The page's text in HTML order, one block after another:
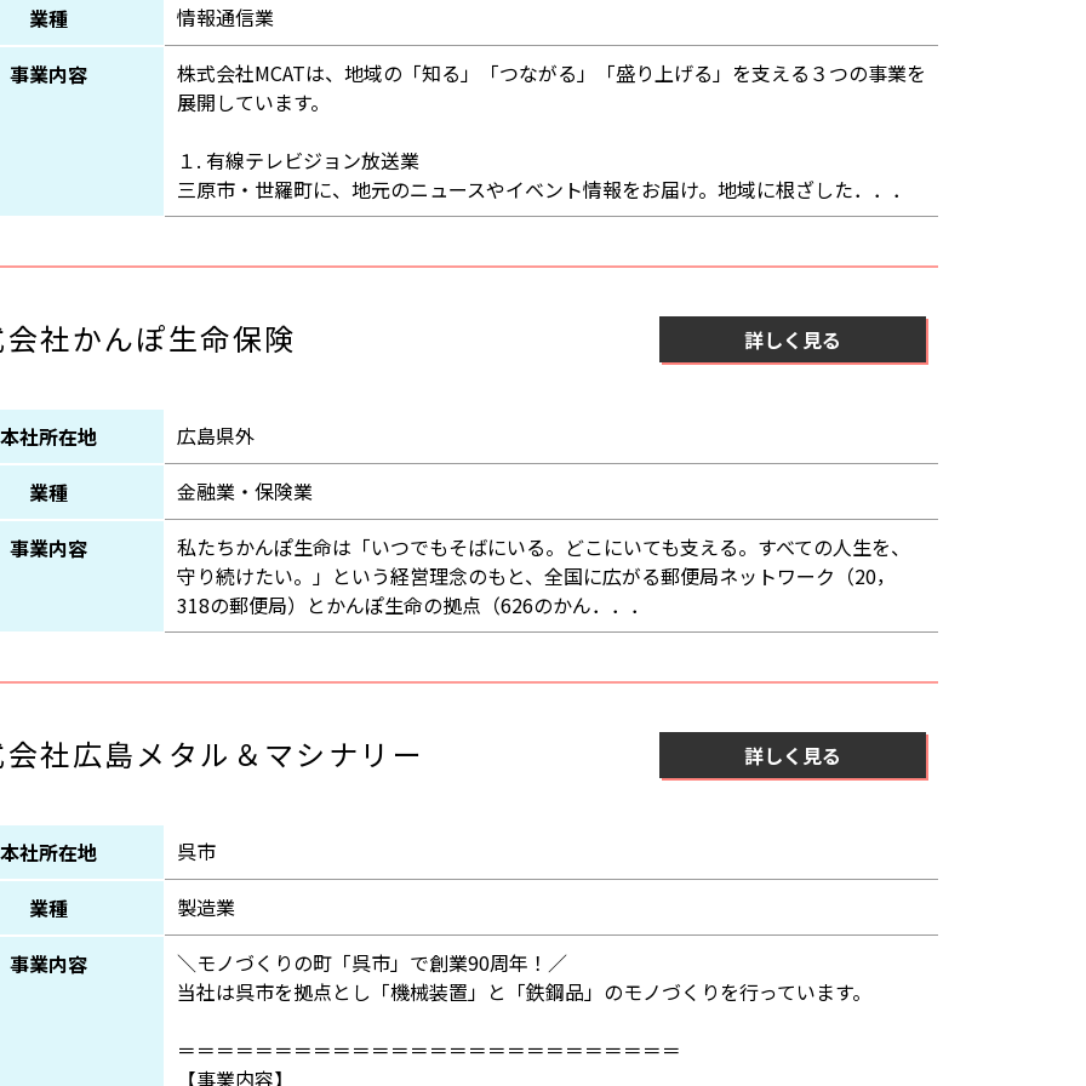
業種
情報通信業
事業内容
株式会社MCATは、地域の「知る」「つながる」「盛り上げる」を支える３つの事業を
展開しています。
１. 有線テレビジョン放送業
三原市・世羅町に、地元のニュースやイベント情報をお届け。地域に根ざした．．．
社かんぽ生命保険 詳しく見る
本社所在地
広島県外
業種
金融業・保険業
事業内容
私たちかんぽ生命は「いつでもそばにいる。どこにいても支える。すべての人生を、
守り続けたい。」という経営理念のもと、全国に広がる郵便局ネットワーク（20，
318の郵便局）とかんぽ生命の拠点（626のかん．．．
社広島メタル＆マシナリー 詳しく見る
本社所在地
呉市
業種
製造業
事業内容
＼モノづくりの町「呉市」で創業90周年！／
当社は呉市を拠点とし「機械装置」と「鉄鋼品」のモノづくりを行っています。
＝＝＝＝＝＝＝＝＝＝＝＝＝＝＝＝＝＝＝＝＝＝＝＝＝＝
【事業内容】